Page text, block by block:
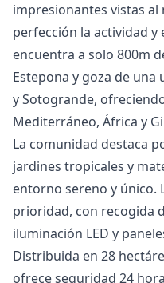
impresionantes vistas al
perfección la actividad y
encuentra a solo 800m
Estepona y goza de
y Sotogrande,
Mediterráneo, África y
La comunidad destaca
jardines tropicales y
entorno sereno y único.
prioridad, con recogida
iluminación LED y
Distribuida en 28
ofrece seguridad 24